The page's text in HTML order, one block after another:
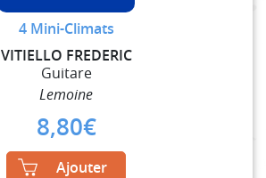
4 Mini-Climats
VITIELLO FREDERIC
Guitare
Lemoine
8,80€
Ajouter